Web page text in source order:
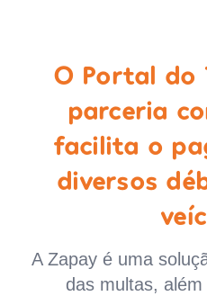
O Portal do
parceria
facilita o
diversos
A Zapay é uma
das multas,